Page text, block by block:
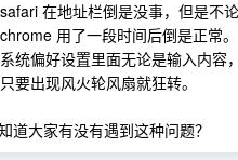
在地址栏倒是没事，但是不
用了一段时间后倒是正常。
统偏好设置里面无论是输入内容
要出现风火轮风扇就狂转。
道大家有没有遇到这种问题？